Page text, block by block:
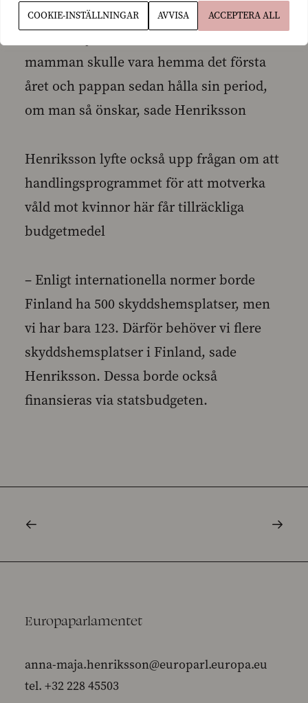
COOKIE-INSTÄLLNINGAR AVVISA ACCEPTERA ALL
Perioderna kunde hållas i den ordning
mamman skulle vara hemma det första
året och pappan sedan hålla sin period,
om man så önskar, sade Henriksson
Henriksson lyfte också upp frågan om att
handlingsprogrammet för att motverka
våld mot kvinnor här får tillräckliga
budgetmedel
– Enligt internationella normer borde
Finland ha 500 skyddshemsplatser, men
vi har bara 123. Därför behöver vi flere
skyddshemsplatser i Finland, sade
Henriksson. Dessa borde också
finansieras via statsbudgeten.
Europaparlamentet
anna-maja.henriksson@europarl.europa.eu
tel. +32 228 45503